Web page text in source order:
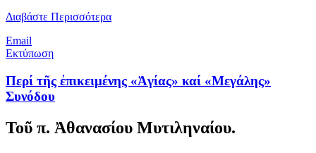
Διαβάστε Περισσότερα
Email
Εκτύπωση
Περί τῆς ἐπικειμένης «Ἁγίας» καί «Μεγάλης»
Συνόδου
Τοῦ π. Ἀθανασίου Μυτιληναίου.